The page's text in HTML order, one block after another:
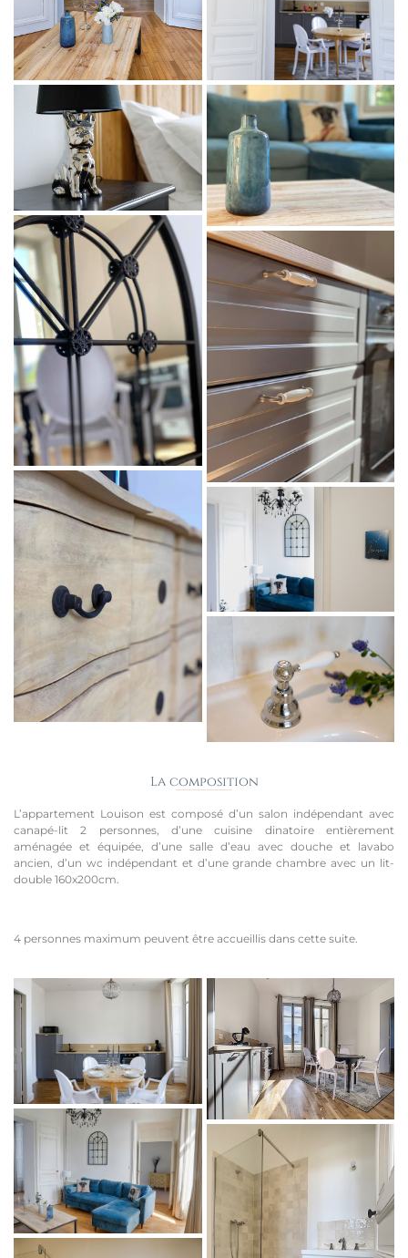
La composition
L’appartement Louison est composé d’un salon indépendant avec
canapé-lit 2 personnes, d’une cuisine dinatoire entièrement
aménagée et équipée, d’une salle d’eau avec douche et lavabo
ancien, d’un wc indépendant et d’une grande chambre avec un lit-
double 160x200cm.
4 personnes maximum peuvent être accueillis dans cette suite.